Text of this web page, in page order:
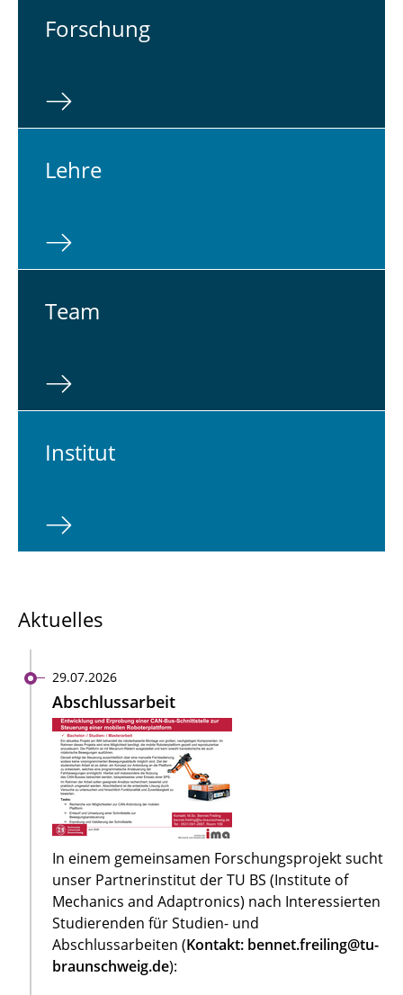
For­schung
Lehre
Team
In­sti­tut
Aktuelles
29.07.2026
Abschlussarbeit
In einem gemeinsamen Forschungsprojekt sucht
unser Partnerinstitut der TU BS (Institute of
Mechanics and Adaptronics) nach Interessierten
Studierenden für Studien- und
Abschlussarbeiten (Kontakt: bennet.freiling@tu-
braunschweig.de):